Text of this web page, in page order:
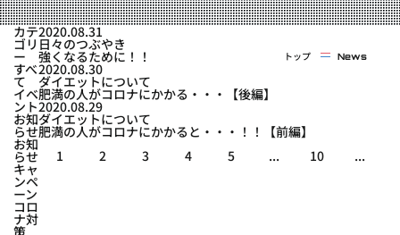
料金システム
フィットネスコース
よくある質問
YOUTUBE BLOG
トップ News
カテ
ゴリ
ー
すべ
て
イベ
ント
お知
らせ
お知
らせ
キャ
ンペ
ーン
コロ
ナ対
策
2020.08.31
日々のつぶやき
強くなるために！！
2020.08.30
ダイエットについて
肥満の人がコロナにかかる・・・【後編】
2020.08.29
ダイエットについて
肥満の人がコロナにかかると・・・！！【前編】
1
2 3 4 5 ... 10 ...